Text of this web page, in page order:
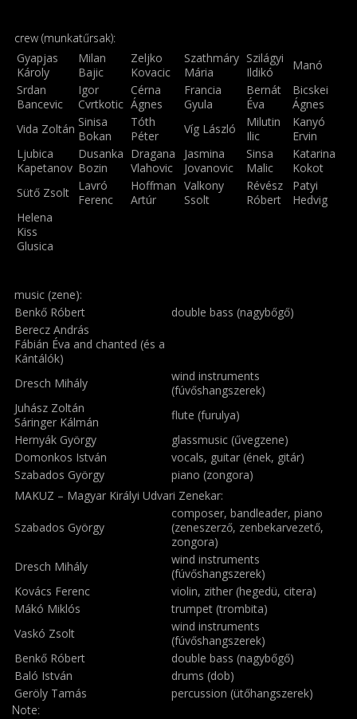
crew (munkatűrsak):
Gyapjas
Károly
Milan
Bajic
Zeljko
Kovacic
Szathmáry
Mária
Szilágyi
Ildikó
Manó
Srdan
Bancevic
Igor
Cvrtkotic
Cérna
Ágnes
Francia
Gyula
Bernát
Éva
Bicskei
Ágnes
Vida Zoltán Sinisa
Bokan
Tóth
Péter
Víg László
Milutin
Ilic
Kanyó
Ervin
Ljubica
Kapetanov
Dusanka
Bozin
Dragana
Vlahovic
Jasmina
Jovanovic
Sinsa
Malic
Katarina
Kokot
Sütő Zsolt
Lavró
Ferenc
Hoffman
Artúr
Valkony
Ssolt
Révész
Róbert
Patyi
Hedvig
Helena
Kiss
Glusica
music (zene):
Benkő Róbert
double bass (nagybőgő)
Berecz András
Fábián Éva and chanted (és a
Kántálók)
Dresch Mihály
wind instruments
(fúvőshangszerek)
Juhász Zoltán
Sáringer Kálmán
flute (furulya)
Hernyák György
glassmusic (űvegzene)
Domonkos István
vocals, guitar (ének, gitár)
Szabados György
piano (zongora)
MAKUZ – Magyar Királyi Udvari Zenekar:
Szabados György
composer, bandleader, piano
(zeneszerző, zenbekarvezető,
zongora)
Dresch Mihály
wind instruments
(fúvőshangszerek)
Kovács Ferenc
violin, zither (hegedü, citera)
Mákó Miklós
trumpet (trombita)
Vaskó Zsolt
wind instruments
(fúvőshangszerek)
Benkő Róbert
double bass (nagybőgő)
Baló István
drums (dob)
Geröly Tamás
percussion (ütőhangszerek)
Note: